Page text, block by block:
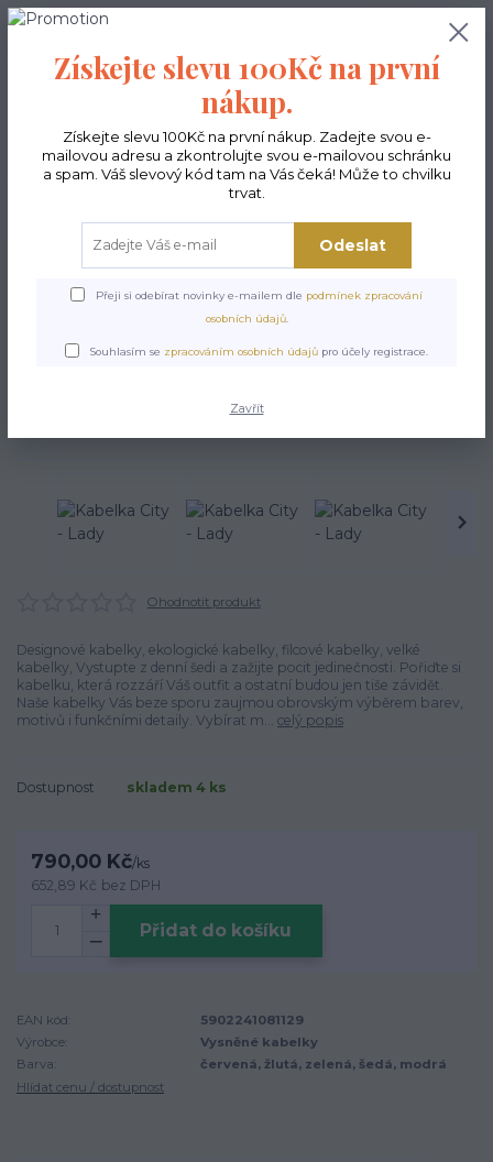
0,00 Kč
Kabelky ekologické Kabelky velké Kabelky City sv.šedé
Kabelka City - Lady
Ohodnotit produkt
Designové kabelky, ekologické kabelky, filcové kabelky, velké
kabelky, Vystupte z denní šedi a zažijte pocit jedinečnosti. Pořiďte si
kabelku, která rozzáří Váš outfit a ostatní budou jen tiše závidět.
Naše kabelky Vás beze sporu zaujmou obrovským výběrem barev,
motivů i funkčními detaily. Vybírat m... celý popis
Dostupnost skladem 4 ks
790,00 Kč/ks
652,89 Kč bez DPH
Přidat do košíku
EAN kód:
5902241081129
Výrobce:
Vysněné kabelky
Barva:
červená, žlutá, zelená, šedá, modrá
Hlídat cenu / dostupnost
Získejte slevu 100Kč na první
nákup.
Získejte slevu 100Kč na první nákup. Zadejte svou e-
mailovou adresu a zkontrolujte svou e-mailovou schránku
a spam. Váš slevový kód tam na Vás čeká! Může to chvilku
trvat.
Odeslat
Přeji si odebírat novinky e-mailem dle podmínek zpracování
osobních údajů.
Souhlasím se zpracováním osobních údajů pro účely registrace.
Zavřít